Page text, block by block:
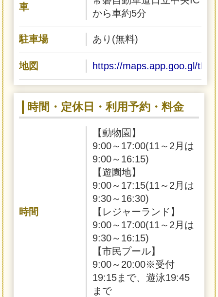
車
から車約5分
駐車場 あり(無料)
地図 https://maps.app.goo.gl/
時間・定休日・利用予約・料金
時間
【動物園】
9:00～17:00(11～2月は
9:00～16:15)
【遊園地】
9:00～17:15(11～2月は
9:30～16:30)
【レジャーランド】
9:00～17:00(11～2月は
9:30～16:15)
【市民プール】
9:00～20:00※受付
19:15まで、遊泳19:45
まで